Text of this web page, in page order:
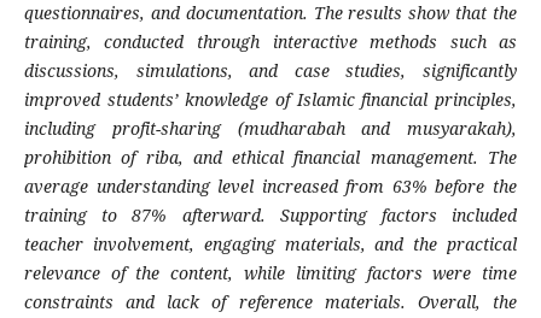
questionnaires, and documentation. The results show that the
training, conducted through interactive methods such as
discussions, simulations, and case studies, significantly
improved students’ knowledge of Islamic financial principles,
including profit-sharing (mudharabah and musyarakah),
prohibition of riba, and ethical financial management. The
average understanding level increased from 63% before the
training to 87% afterward. Supporting factors included
teacher involvement, engaging materials, and the practical
relevance of the content, while limiting factors were time
constraints and lack of reference materials. Overall, the